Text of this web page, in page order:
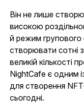
Він не лише
високою
й режим
створювати сотні
великій кількості
NightCafe є одним
для створення
сьогодні.